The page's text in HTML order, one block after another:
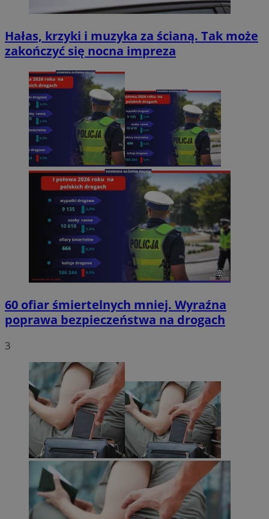
Hałas, krzyki i muzyka za ścianą. Tak może
zakończyć się nocna impreza
60 ofiar śmiertelnych mniej. Wyraźna
poprawa bezpieczeństwa na drogach
3